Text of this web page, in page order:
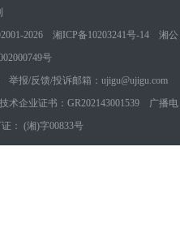
2026 湘ICP备10203241号-14
湘公
号
报/反馈/投诉邮箱：ujigu@ujigu.com
术企业证书：GR202143001539 广播电
： (湘)字00833号